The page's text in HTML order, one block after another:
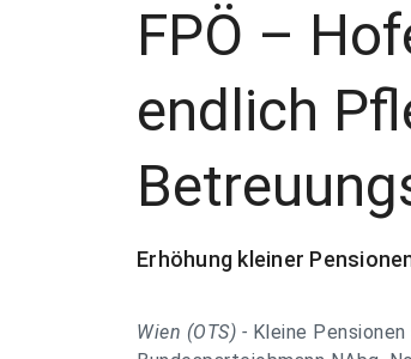
FPÖ –
endlich
Erhöhung kleiner
Wien (OTS) - Kleine